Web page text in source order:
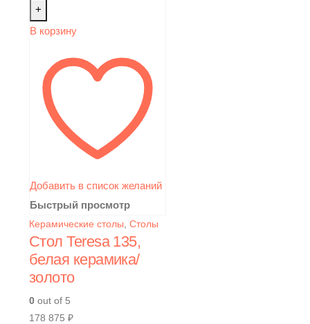
+
В корзину
Добавить в список желаний
Быстрый просмотр
Керамические столы Столы
Стол Teresa 135,
белая керамика/
золото
0 out of 5
178 875 ₽